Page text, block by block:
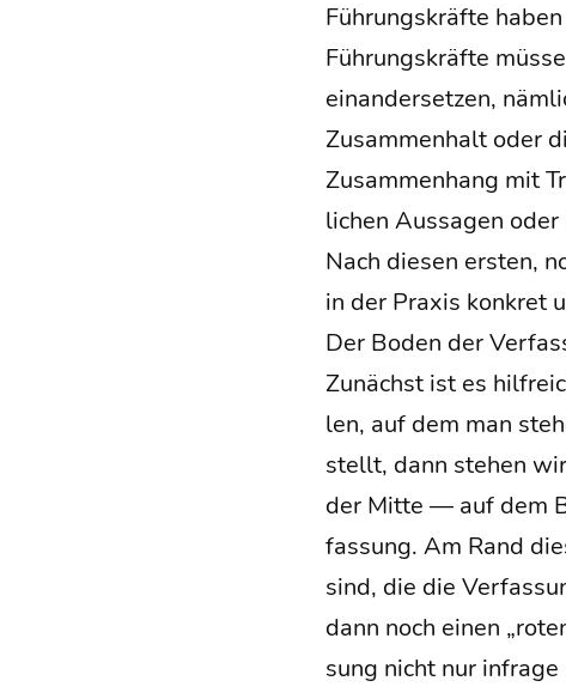
Füh­rungs­kräf­te
Füh­rungs­kräf­te
ein­an­der­set­zen,
Zusam­men­halt oder
Zusam­men­hang mit
li­chen Aus­sa­gen
Nach die­sen ers­ten,
in der Pra­xis kon­kret
Der Boden der
Zunächst ist es
len, auf dem man
stellt, dann ste­hen
der Mit­te — auf dem
fas­sung. Am Rand
sind, die die
dann noch einen
sung nicht nur